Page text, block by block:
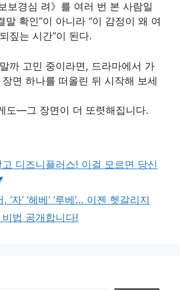
보경심 려》를 여러 번 본 사람일
말 확인”이 아니라 “이 감정이 왜 여
짚는 시간”이 된다.
까 고민 중이라면, 드라마에서 가
면 하나를 떠올린 뒤 시작해 보세
도—그 장면이 더 또렷해집니다.
디즈니플러스! 이걸 모르면 당신
‘자’ ‘헤베’ ‘루베’… 이젠 헷갈리지
법 공개합니다!